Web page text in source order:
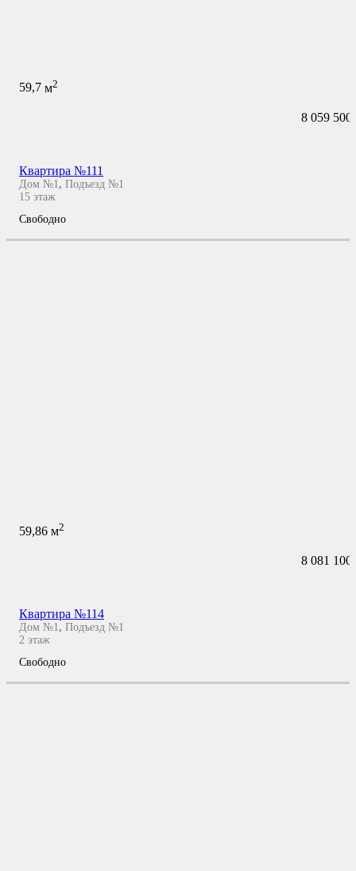
59,7 м2
8 059 500
Квартира №111
Дом №1, Подъезд №1
15 этаж
Свободно
59,86 м2
8 081 100
Квартира №114
Дом №1 , Подъезд №1
2 этаж
Свободно